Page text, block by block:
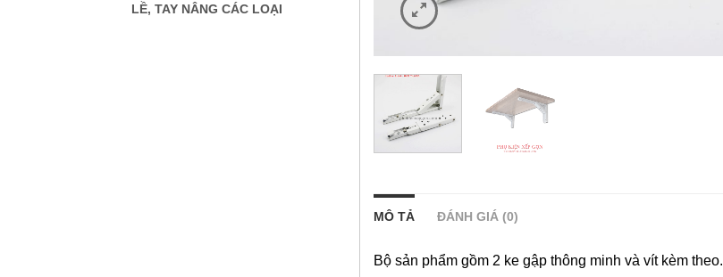
LỀ, TAY NÂNG CÁC LOẠI
MÔ TẢ ĐÁNH GIÁ (0)
Bộ sản phẩm gồm 2 ke gập thông minh và vít kèm theo.